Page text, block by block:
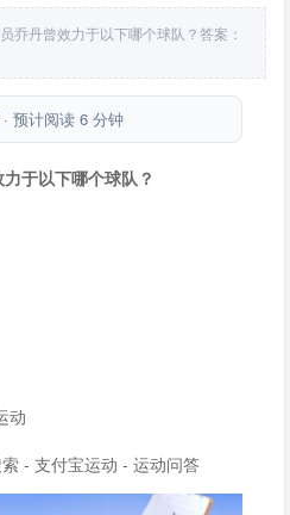
乔丹曾效力于以下哪个球队？答案：
预计阅读 6 分钟
于以下哪个球队？
动
- 支付宝运动 - 运动问答